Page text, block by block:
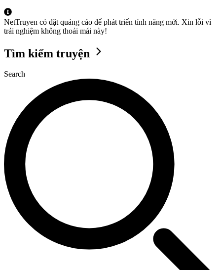
NetTruyen có đặt quảng cáo để phát triển tính năng mới. Xin lỗi vì
trải nghiệm không thoải mái này!
Tìm kiếm truyện
Search